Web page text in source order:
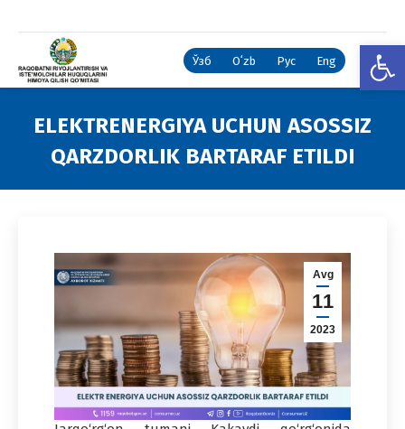
Ўзб Oʻzb Рус Eng
ELEKTRENERGIYA UCHUN ASOSSIZ
QARZDORLIK BARTARAF ETILDI
Avg
11
2023